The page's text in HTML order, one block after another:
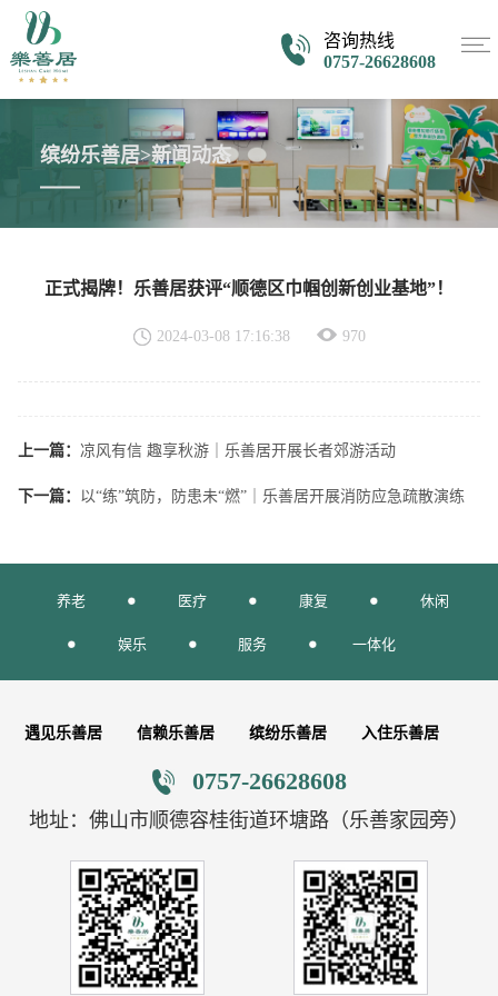
咨询热线
0757-26628608
缤纷乐善居>新闻动态
正式揭牌！乐善居获评“顺德区巾帼创新创业基地”！
2024-03-08 17:16:38 970
上一篇： 凉风有信 趣享秋游｜乐善居开展长者郊游活动
下一篇： 以“练”筑防，防患未“燃”｜乐善居开展消防应急疏散演练
养老 医疗 康复 休闲
娱乐 服务 一体化
遇见乐善居 信赖乐善居 缤纷乐善居 入住乐善居
0757-26628608
地址：佛山市顺德容桂街道环塘路（乐善家园旁）